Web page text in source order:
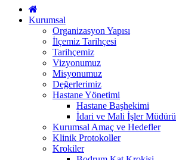
Kurumsal
Organizasyon Yapısı
İlçemiz Tarihçesi
Tarihçemiz
Vizyonumuz
Misyonumuz
Değerlerimiz
Hastane Yönetimi
Hastane Başhekimi
İdari ve Mali İşler Müdürü
Kurumsal Amaç ve Hedefler
Klinik Protokoller
Krokiler